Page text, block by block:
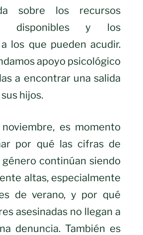
sobre los recursos
disponibles y los
los que pueden acudir.
apoyo psicológico
a encontrar una salida
hijos.
es momento
por qué las cifras de
continúan siendo
altas, especialmente
de verano, y por qué
asesinadas no llegan a
denuncia. También es